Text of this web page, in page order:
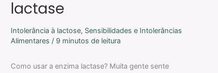
lactase
Intolerância à lactose, Sensibilidades e Intolerâncias
Alimentares / 9 minutos de leitura
Como usar a enzima lactase? Muita gente sente
lactase